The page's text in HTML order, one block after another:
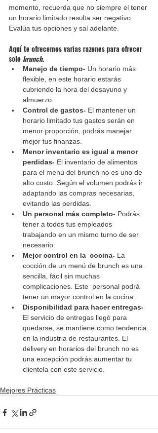
momento, recuerda que no siempre el tener
un horario limitado resulta ser negativo.
Evalúa tus opciones y sal adelante.
Aquí te ofrecemos varias razones para ofrecer
solo brunch.
Manejo de tiempo- Un horario más
flexible, en este horario estarás
cubriendo la hora del desayuno y
almuerzo.
Control de gastos- El mantener un
horario limitado tus gastos serán en
menor proporción, podrás manejar
mejor tus finanzas.
Menor inventario es igual a menor
perdidas- El inventario de alimentos
para el menú del brunch no es uno de
alto costo. Según el volumen podrás ir
adaptando las compras necesarias,
evitando las perdidas.
Un personal más completo- Podrás
tener a todos tus empleados
trabajando en un mismo turno de ser
necesario.
Mejor control en la  cocina- La
cocción de un menú de brunch es una
sencilla, fácil sin muchas
complicaciones. Este  personal podrá
tener un mayor control en la cocina.
Disponibilidad para hacer entregas-
El servicio de entregas llegó para
quedarse, se mantiene como tendencia
en la industria de restaurantes. El
delivery en horarios del brunch no es
una excepción podrás aumentar tu
clientela con este servicio.
Mejores Prácticas